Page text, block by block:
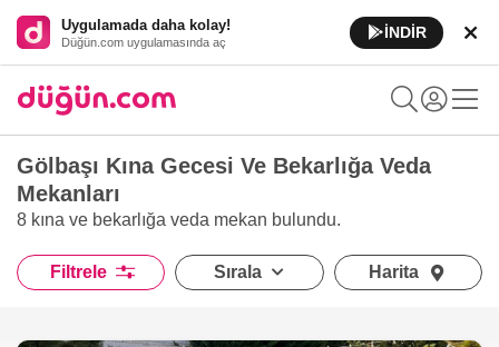
Uygulamada daha kolay!
Düğün.com uygulamasında aç
İNDİR
Gölbaşı Kına Gecesi Ve Bekarlığa Veda
Mekanları
8 kına ve bekarlığa veda mekan bulundu.
Filtrele Sırala Harita